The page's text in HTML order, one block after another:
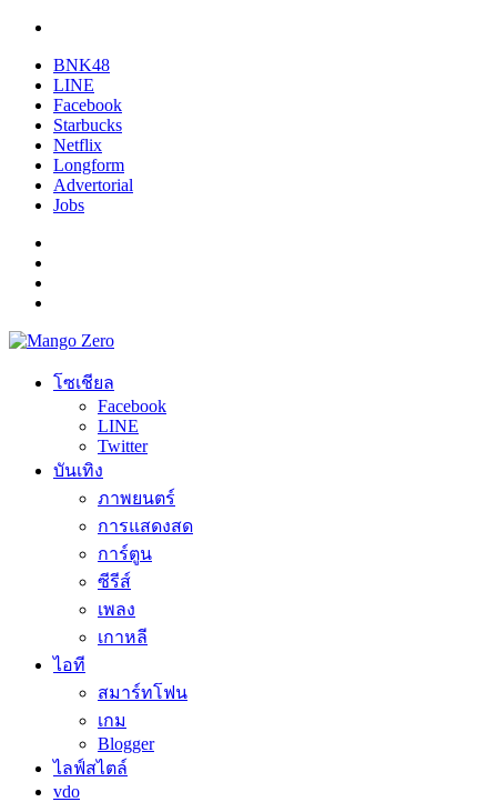
BNK48
LINE
Facebook
Starbucks
Netflix
Longform
Advertorial
Jobs
โซเชียล
Facebook
LINE
Twitter
บันเทิง
ภาพยนตร์
การแสดงสด
การ์ตูน
ซีรีส์
เพลง
เกาหลี
ไอที
สมาร์ทโฟน
เกม
Blogger
ไลฟ์สไตล์
vdo